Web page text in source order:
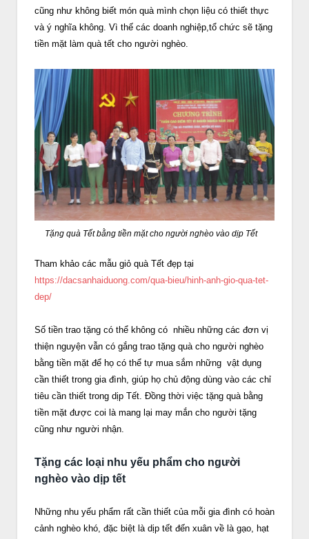
cũng như không biết món quà mình chọn liệu có thiết thực
và ý nghĩa không. Vì thế các doanh nghiệp,tổ chức sẽ tặng
tiền mặt làm quà tết cho người nghèo.
Tặng quà Tết bằng tiền mặt cho người nghèo vào dịp Tết
Tham khảo các mẫu giỏ quà Tết đẹp tại
https://dacsanhaiduong.com/qua-bieu/hinh-anh-gio-qua-tet-
dep/
Số tiền trao tặng có thể không có nhiều những các đơn vị
thiện nguyện vẫn có gắng trao tặng quà cho người nghèo
bằng tiền mặt để họ có thể tự mua sắm những vật dụng
cần thiết trong gia đình, giúp họ chủ động dùng vào các chỉ
tiêu cần thiết trong dịp Tết. Đồng thời việc tặng quà bằng
tiền mặt được coi là mang lại may mắn cho người tặng
cũng như người nhận.
Tặng các loại nhu yếu phẩm cho người
nghèo vào dịp tết
Những nhu yếu phẩm rất cần thiết của mỗi gia đình có hoàn
cảnh nghèo khó, đặc biệt là dịp tết đến xuân về là gạo, hạt